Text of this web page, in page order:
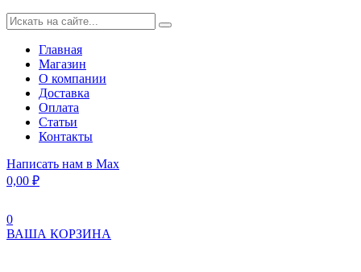
Главная
Магазин
О компании
Доставка
Оплата
Статьи
Контакты
Написать нам в Max
0,00 ₽
0
ВАША КОРЗИНА